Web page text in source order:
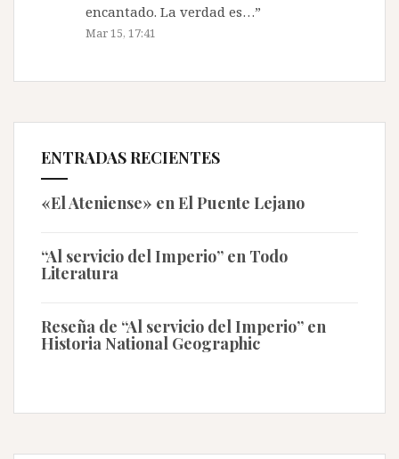
encantado. La verdad es…”
Mar 15, 17:41
ENTRADAS RECIENTES
«El Ateniense» en El Puente Lejano
“Al servicio del Imperio” en Todo
Literatura
Reseña de “Al servicio del Imperio” en
Historia National Geographic